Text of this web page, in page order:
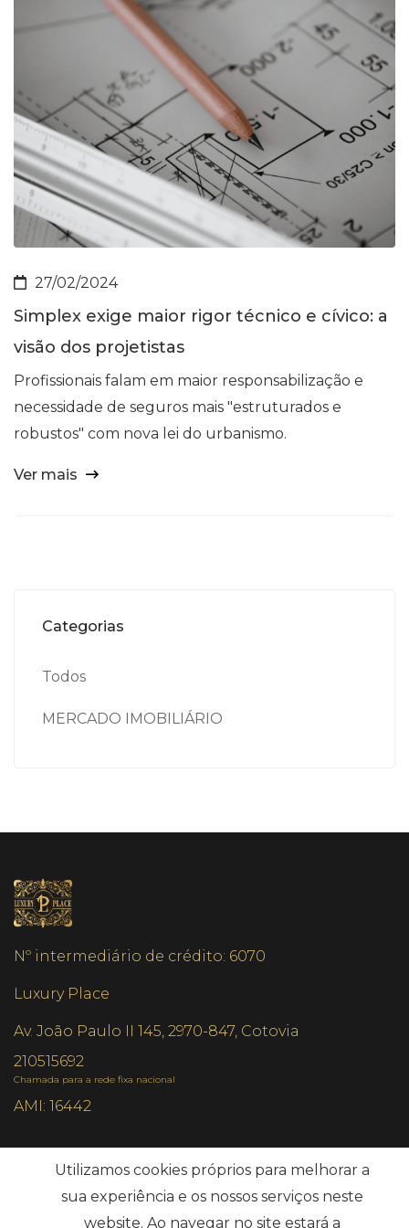
27/02/2024
Simplex exige maior rigor técnico e cívico: a
visão dos projetistas
Profissionais falam em maior responsabilização e
necessidade de seguros mais "estruturados e
robustos" com nova lei do urbanismo.
Ver mais
Categorias
Todos
MERCADO IMOBILIÁRIO
Nº intermediário de crédito: 6070
Luxury Place
Av. João Paulo II 145, 2970-847, Cotovia
210515692
Chamada para a rede fixa nacional
AMI: 16442
Pesquisas mais Frequentes
Utilizamos cookies próprios para melhorar a
sua experiência e os nossos serviços neste
website. Ao navegar no site estará a